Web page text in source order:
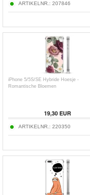
ARTIKELNR.: 207846
iPhone 5/5S/SE Hybride Hoesje -
Romantische Bloemen
19,30EUR
ARTIKELNR.: 220350